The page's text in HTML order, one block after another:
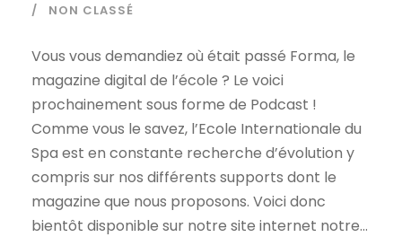
NON CLASSÉ
Vous vous demandiez où était passé Forma, le
magazine digital de l’école ? Le voici
prochainement sous forme de Podcast !
Comme vous le savez, l’Ecole Internationale du
Spa est en constante recherche d’évolution y
compris sur nos différents supports dont le
magazine que nous proposons. Voici donc
bientôt disponible sur notre site internet notre...